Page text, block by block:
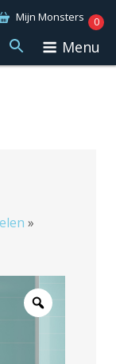
Mijn Monsters 0
Menu
»